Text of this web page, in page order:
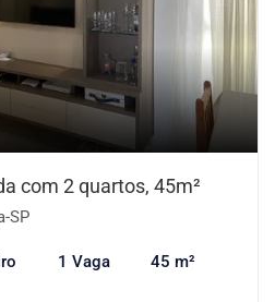
com 2 quartos, 45m²
SP
1 Vaga 45 m²